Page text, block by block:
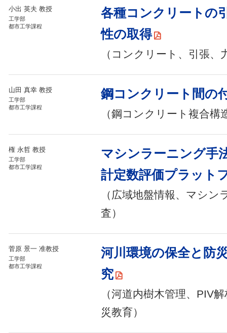
小出 英夫 教授
工学部
都市工学課程
各種コンクリートの
性の取得
（コンクリート、引張
山田 真幸 教授
工学部
都市工学課程
鋼コンクリート間の
（鋼コンクリート複合構
権 永哲 教授
工学部
都市工学課程
マシンラーニング手
計定数評価プラット
（広域地盤情報、マシン
査）
菅原 景一 准教授
工学部
都市工学課程
河川環境の保全と防
究
（河道内樹木管理、PIV
災教育）